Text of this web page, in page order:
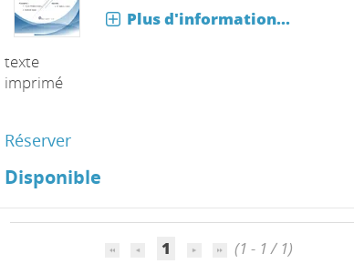
texte
imprimé
Plus d'information...
Réserver
Disponible
1 (1 - 1 / 1)